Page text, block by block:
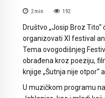
2 min 192
Društvo „Josip Broz Tito“
organizovati XI festival
Tema ovogodišnjeg
obrađena kroz poeziju,
knjige „Šutnja nije otpor“
U muzičkom programu